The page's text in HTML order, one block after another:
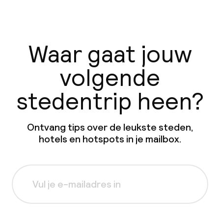
Waar gaat jouw
volgende
stedentrip heen?
Ontvang tips over de leukste steden,
hotels en hotspots in je mailbox.